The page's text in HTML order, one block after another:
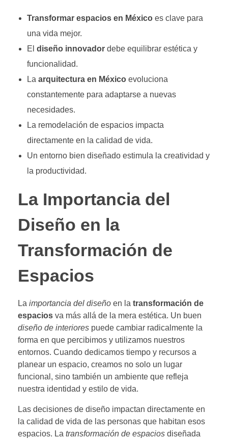
Transformar espacios en Méxicoes clave para
una vida mejor.
El diseño innovadordebe equilibrar estética y
funcionalidad.
La arquitectura en Méxicoevoluciona
constantemente para adaptarse a nuevas
necesidades.
La remodelación de espacios impacta
directamente en la calidad de vida.
Un entorno bien diseñado estimula la creatividad y
la productividad.
La Importancia del
Diseño en la
Transformación de
Espacios
La importancia del diseño en la transformación de
espacios va más allá de la mera estética. Un buen
diseño de interiores puede cambiar radicalmente la
forma en que percibimos y utilizamos nuestros
entornos. Cuando dedicamos tiempo y recursos a
planear un espacio, creamos no solo un lugar
funcional, sino también un ambiente que refleja
nuestra identidad y estilo de vida.
Las decisiones de diseño impactan directamente en
la calidad de vida de las personas que habitan esos
espacios. La transformación de espacios diseñada